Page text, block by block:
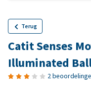
Terug
Catit Senses
Illuminated
2